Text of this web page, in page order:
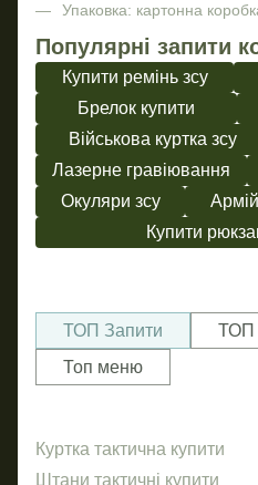
Упаковка: картонна
Популярні запити
Купити ремінь зсу
Брелок купити
Військова куртка зсу
Лазерне гравіювання
Окуляри зсу
Купити
ТОП Запити
ТОП
Топ меню
Куртка тактична купити
Штани тактичні купити